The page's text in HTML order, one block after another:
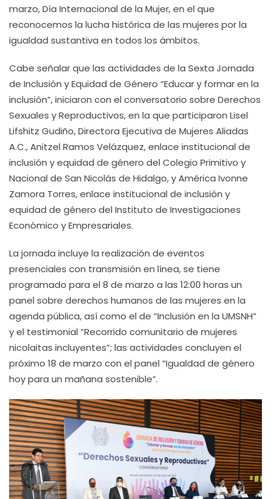
marzo, Día Internacional de la Mujer, en el que
reconocemos la lucha histórica de las mujeres por la
igualdad sustantiva en todos los ámbitos.
Cabe señalar que las actividades de la Sexta Jornada
de Inclusión y Equidad de Género “Educar y formar en la
inclusión”, iniciaron con el conversatorio sobre Derechos
Sexuales y Reproductivos, en la que participaron Lisel
Lifshitz Gudiño, Directora Ejecutiva de Mujeres Aliadas
A.C., Anitzel Ramos Velázquez, enlace institucional de
inclusión y equidad de género del Colegio Primitivo y
Nacional de San Nicolás de Hidalgo, y América Ivonne
Zamora Torres, enlace institucional de inclusión y
equidad de género del Instituto de Investigaciones
Económico y Empresariales.
La jornada incluye la realización de eventos
presenciales con transmisión en línea, se tiene
programado para el 8 de marzo a las 12:00 horas un
panel sobre derechos humanos de las mujeres en la
agenda pública, así como el de “Inclusión en la UMSNH”
y el testimonial “Recorrido comunitario de mujeres
nicolaitas incluyentes”; las actividades concluyen el
próximo 18 de marzo con el panel “Igualdad de género
hoy para un mañana sostenible”.